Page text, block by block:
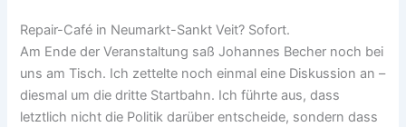
Repair-Café in Neumarkt-Sankt Veit? Sofort.
Am Ende der Veranstaltung saß Johannes Becher noch bei
uns am Tisch. Ich zettelte noch einmal eine Diskussion an –
diesmal um die dritte Startbahn. Ich führte aus, dass
letztlich nicht die Politik darüber entscheide, sondern dass